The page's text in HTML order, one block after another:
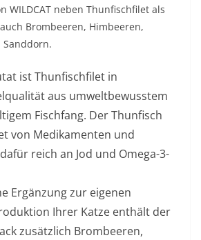
WILDCAT neben Thunfischfilet als
Brombeeren, Himbeeren,
ist Thunfischfilet in
aus umweltbewusstem
Fischfang. Der Thunfisch
von Medikamenten und
reich an Jod und Omega-3-
Ergänzung zur eigenen
Ihrer Katze enthält der
zusätzlich Brombeeren,